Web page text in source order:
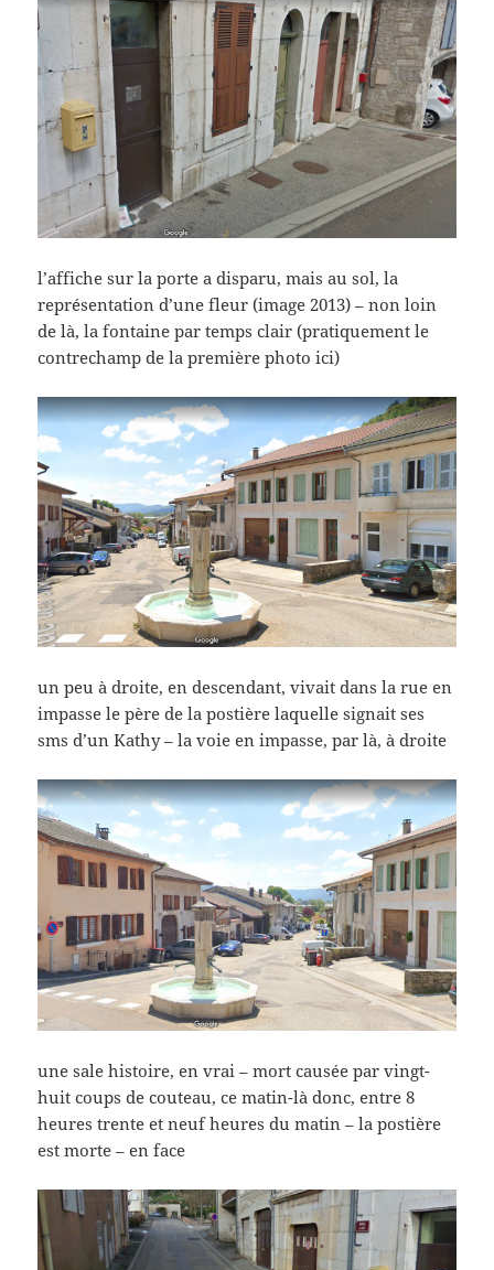
l’affiche sur la porte a disparu, mais au sol, la
représentation d’une fleur (image 2013) – non loin
de là, la fontaine par temps clair (pratiquement le
contrechamp de la première photo ici)
un peu à droite, en descendant, vivait dans la rue en
impasse le père de la postière laquelle signait ses
sms d’un Kathy – la voie en impasse, par là, à droite
une sale histoire, en vrai – mort causée par vingt-
huit coups de couteau, ce matin-là donc, entre 8
heures trente et neuf heures du matin – la postière
est morte – en face